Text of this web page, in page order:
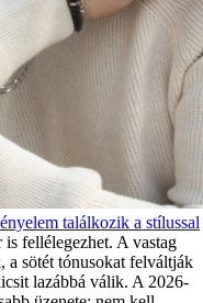
találkozik a stílussal
fellélegezhet. A vastag
a sötét tónusokat felváltják
lazábbá válik. A 2026-